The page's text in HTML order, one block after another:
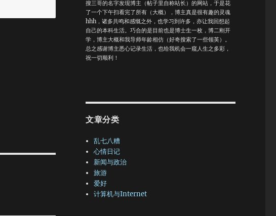
搜三哥的名字发现博主（帖子里自称站长）的网站，于是花
了一个下午扫看完了所有（大概），博主真是很有趣的灵魂
hhh，诸多共鸣和感慨之外，也学习到许多，亦让我回想起
自己的本科生活。巧合的是目前也是博士生一枚，博二刚开
学，博主大概和我导师年龄相仿（好奇搜索了一些领英）。
总之感谢博主悉心记录生活，也给我机会一窥人生之多彩，
祝一切顺利！
文章分类
乱七八糟
心情日记
新闻与政治
旅游
爱好
计算机与Internet